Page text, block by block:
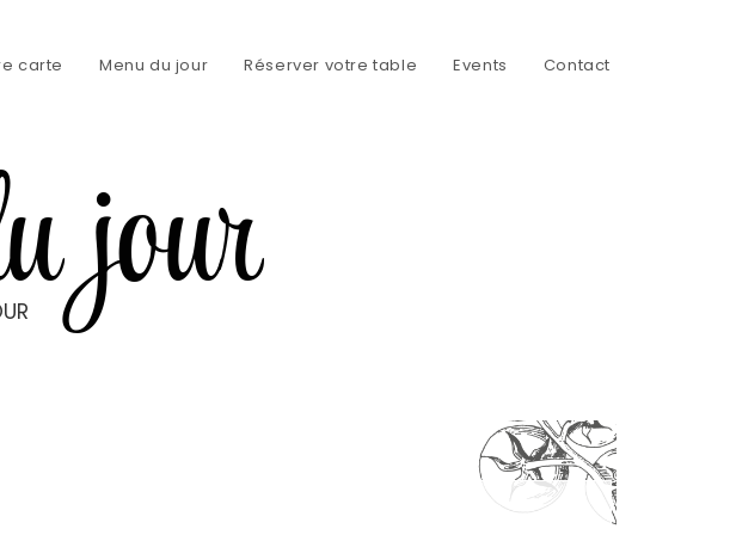
carte Menu du jour Réserver votre table Events Contact
jour